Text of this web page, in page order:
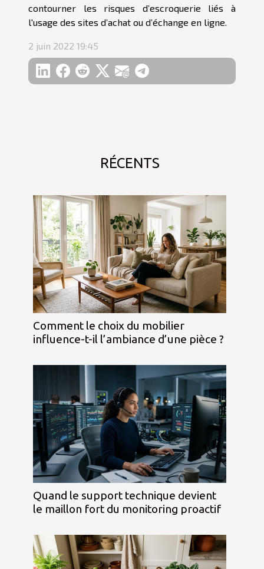
contourner les risques d’escroquerie liés à
l'usage des sites d’achat ou d’échange en ligne.
2 juin 2022 19:45
RÉCENTS
Comment le choix du mobilier
influence-t-il l’ambiance d’une pièce ?
Quand le support technique devient
le maillon fort du monitoring proactif